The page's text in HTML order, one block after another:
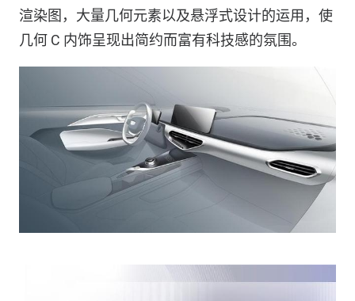
渲染图，大量几何元素以及悬浮式设计的运用，使
几何 C 内饰呈现出简约而富有科技感的氛围。